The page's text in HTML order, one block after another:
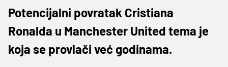
Potencijalni povratak Cristiana
Ronalda u Manchester United tema je
koja se provlači već godinama.